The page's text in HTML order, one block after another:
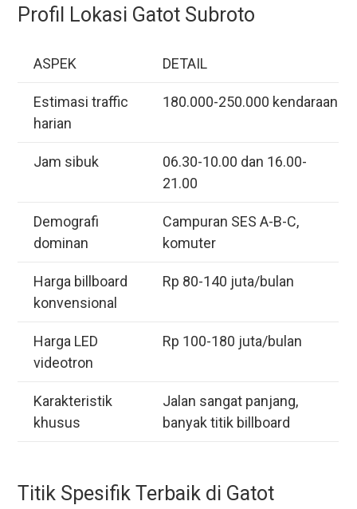
Profil Lokasi Gatot Subroto
ASPEK DETAIL
Estimasi traffic
harian
180.000-250.000 kendaraan
Jam sibuk
06.30-10.00 dan 16.00-
21.00
Demografi
dominan
Campuran SES A-B-C,
komuter
Harga billboard
konvensional
Rp 80-140 juta/bulan
Harga LED
videotron
Rp 100-180 juta/bulan
Karakteristik
khusus
Jalan sangat panjang,
banyak titik billboard
Titik Spesifik Terbaik di Gatot